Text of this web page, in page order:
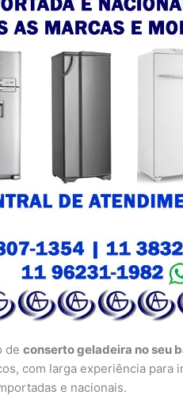
deconserto geladeira no seu
com larga experiência para
e nacionais.